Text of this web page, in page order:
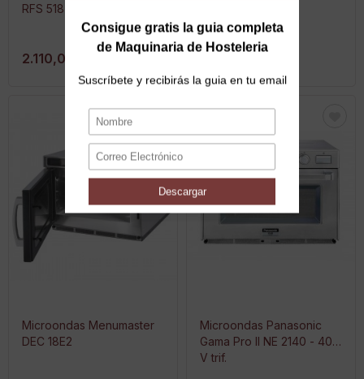
RFS 518TS
2.110,00 €
Microondas Menumaster
DEC 18E2
Microondas Panasonic
Gama Pro II NE 2140 - 400
V trif.